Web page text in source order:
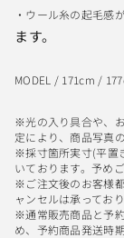
・ウール糸の起毛感
ます。
MODEL / 171cm /
※光の入り具合や、
定により、商品写真
※採寸箇所実寸(平置
いております。予め
※ご注文後のお客様
ャンセルは承ってお
※通常販売商品と予
め、予約商品発送時